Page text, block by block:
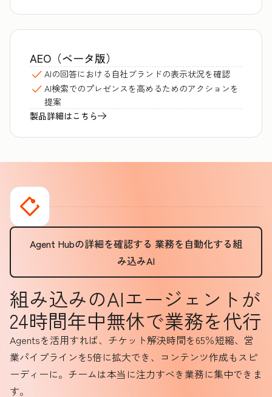
AEO（ベータ版）
AIの回答における自社ブランドの表示状況を確認
AI検索でのプレゼンスを高めるためのアクションを
提案
製品詳細はこちら
Agent Hubの詳細を確認する 業務を自動化する組
み込みAI
組み込みのAIエージェントが
24時間年中無休で業務を代行
Agentsを活用すれば、チケット解決時間を65％短縮、営
業パイプラインを5倍に拡大でき、コンテンツ作成もスピ
ーディーに。チームは本当に注力すべき業務に集中できま
す。